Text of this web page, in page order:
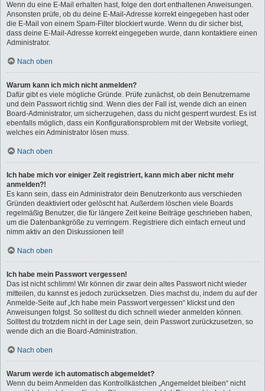
Wenn du eine E-Mail erhalten hast, folge den dort enthaltenen Anweisungen.
Ansonsten prüfe, ob du deine E-Mail-Adresse korrekt eingegeben hast oder
die E-Mail von einem Spam-Filter blockiert wurde. Wenn du dir sicher bist,
dass deine E-Mail-Adresse korrekt eingegeben wurde, dann kontaktiere einen
Administrator.
Nach oben
Warum kann ich mich nicht anmelden?
Dafür gibt es viele mögliche Gründe. Prüfe zunächst, ob dein Benutzername
und dein Passwort richtig sind. Wenn dies der Fall ist, wende dich an einen
Board-Administrator, um sicherzugehen, dass du nicht gesperrt wurdest. Es ist
ebenfalls möglich, dass ein Konfigurationsproblem mit der Website vorliegt,
welches ein Administrator lösen muss.
Nach oben
Ich habe mich vor einiger Zeit registriert, kann mich aber nicht mehr
anmelden?!
Es kann sein, dass ein Administrator dein Benutzerkonto aus verschieden
Gründen deaktiviert oder gelöscht hat. Außerdem löschen viele Boards
regelmäßig Benutzer, die für längere Zeit keine Beiträge geschrieben haben,
um die Datenbankgröße zu verringern. Registriere dich einfach erneut und
nimm aktiv an den Diskussionen teil!
Nach oben
Ich habe mein Passwort vergessen!
Das ist nicht schlimm! Wir können dir zwar dein altes Passwort nicht wieder
mitteilen, du kannst es jedoch zurücksetzen. Dies machst du, indem du auf der
Anmelde-Seite auf „Ich habe mein Passwort vergessen“ klickst und den
Anweisungen folgst. So solltest du dich schnell wieder anmelden können.
Solltest du trotzdem nicht in der Lage sein, dein Passwort zurückzusetzen, so
wende dich an die Board-Administration.
Nach oben
Warum werde ich automatisch abgemeldet?
Wenn du beim Anmelden das Kontrollkästchen „Angemeldet bleiben“ nicht